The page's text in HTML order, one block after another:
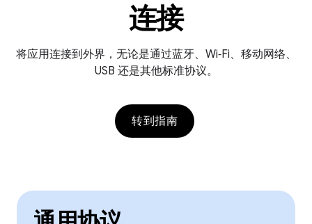
连接
将应用连接到外界，无论是通过蓝牙、Wi‑Fi、移动网络、
USB 还是其他标准协议。
转到指南